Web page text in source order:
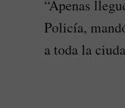
“Apenas
Policía,
a toda la